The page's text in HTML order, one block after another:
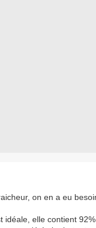
on en a eu
idéale, elle contient